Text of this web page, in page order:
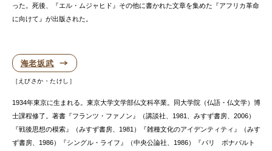
った。死後、『エル・ムジャヒド』その他に書かれた文章を集めた『アフリカ革命
に向けて』が出版された。
海老坂武
えびさか・たけし
1934年東京に生まれる。東京大学文学部仏文科卒業。同大学院（仏語・仏文学）博
士課程修了。著書『フランツ・ファノン』（講談社、1981、みすず書房、2006）
『戦後思想の模索』（みすず書房、1981）『雑種文化のアイデンティティ』（みす
ず書房、1986）『シングル・ライフ』（中央公論社、1986）『パリ ボナパルト